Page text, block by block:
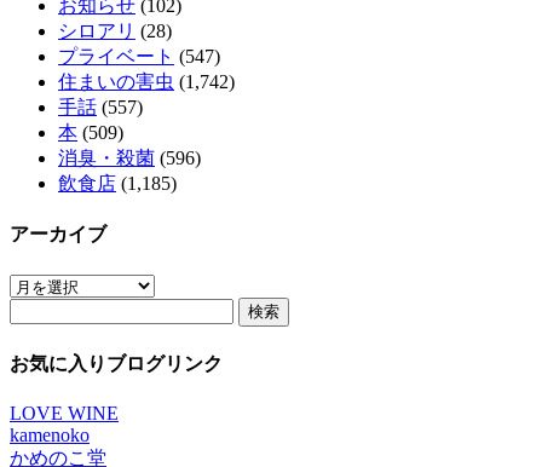
お知らせ (102)
シロアリ (28)
プライベート (547)
住まいの害虫 (1,742)
手話 (557)
本 (509)
消臭・殺菌 (596)
飲食店 (1,185)
アーカイブ
ア
イ
お気に入りブログリンク
LOVE WINE
kamenoko
かめのこ堂